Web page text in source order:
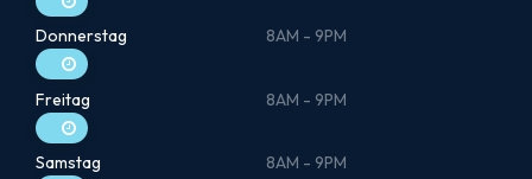
Donnerstag 8AM - 9PM
Freitag 8AM - 9PM
Samstag 8AM - 9PM